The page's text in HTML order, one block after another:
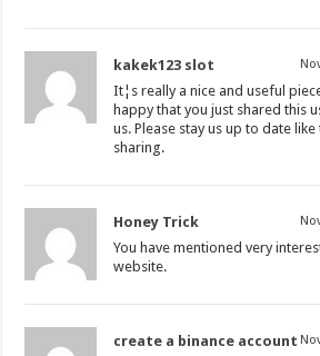
kakek123 slot
It¦s really a nice and useful
happy that you just shared this
us. Please stay us up to date
sharing.
Honey Trick
You have mentioned very
website.
create a binance account